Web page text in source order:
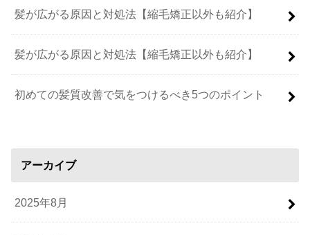
髪が広がる原因と対処法【縮毛矯正以外も紹介】
髪が広がる原因と対処法【縮毛矯正以外も紹介】
初めての髪質改善で気をつけるべき5つのポイント
アーカイブ
2025年8月